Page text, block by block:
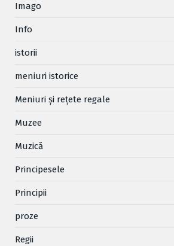
Imago
Info
istorii
meniuri istorice
Meniuri și rețete regale
Muzee
Muzică
Principesele
Principii
proze
Regii